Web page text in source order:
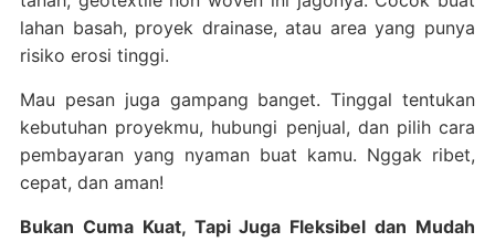
lahan basah, proyek drainase, atau area yang punya
risiko erosi tinggi.
Mau pesan juga gampang banget. Tinggal tentukan
kebutuhan proyekmu, hubungi penjual, dan pilih cara
pembayaran yang nyaman buat kamu. Nggak ribet,
cepat, dan aman!
Bukan Cuma Kuat, Tapi Juga Fleksibel dan Mudah